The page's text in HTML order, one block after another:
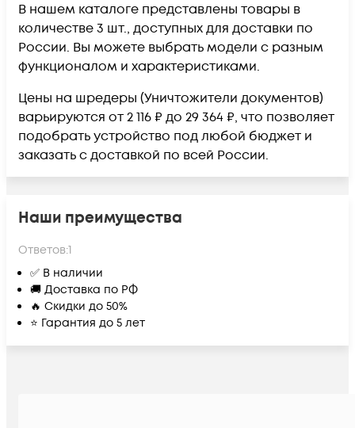
В нашем каталоге представлены товары в
количестве 3 шт., доступных для доставки по
России. Вы можете выбрать модели с разным
функционалом и характеристиками.
Цены на шредеры (Уничтожители документов)
варьируются от 2 116 ₽ до 29 364 ₽, что позволяет
подобрать устройство под любой бюджет и
заказать с доставкой по всей России.
Наши преимущества
Ответов:1
✅ В наличии
🚚 Доставка по РФ
🔥 Скидки до 50%
⭐ Гарантия до 5 лет